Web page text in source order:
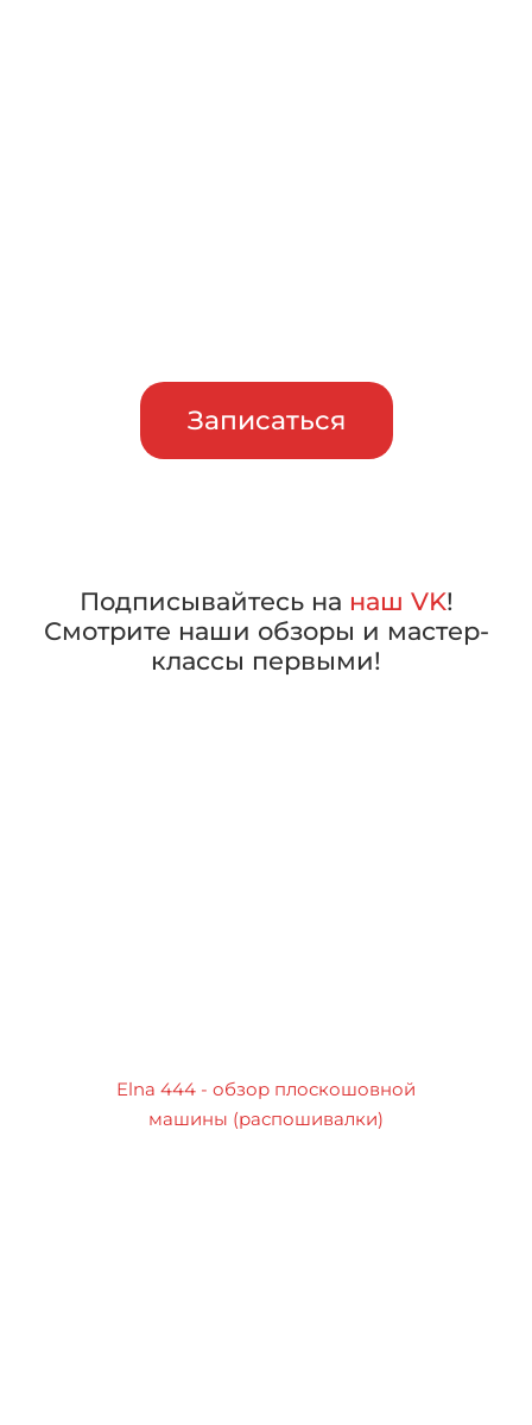
Записаться
Подписывайтесь на наш VK!
Смотрите наши обзоры и мастер-
классы первыми!
Elna 444 - обзор плоскошовной
машины (распошивалки)